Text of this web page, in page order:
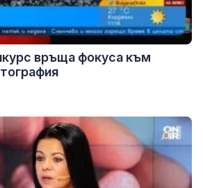
връща фокуса към